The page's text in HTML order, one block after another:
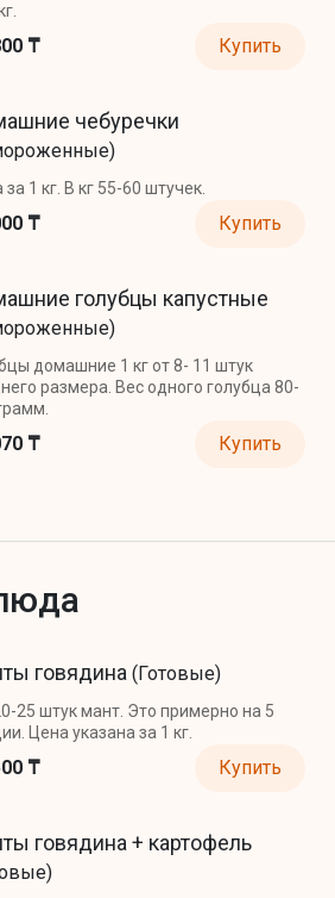
₸ Купить
чебуречки
1 кг. В кг 55-60 штучек.
₸ Купить
голубцы капустные
домашние 1 кг от 8- 11 штук
размера. Вес одного голубца 80-
₸ Купить
говядина (Готовые)
25 штук мант. Это примерно на 5
Цена указана за 1 кг.
₸ Купить
говядина + картофель